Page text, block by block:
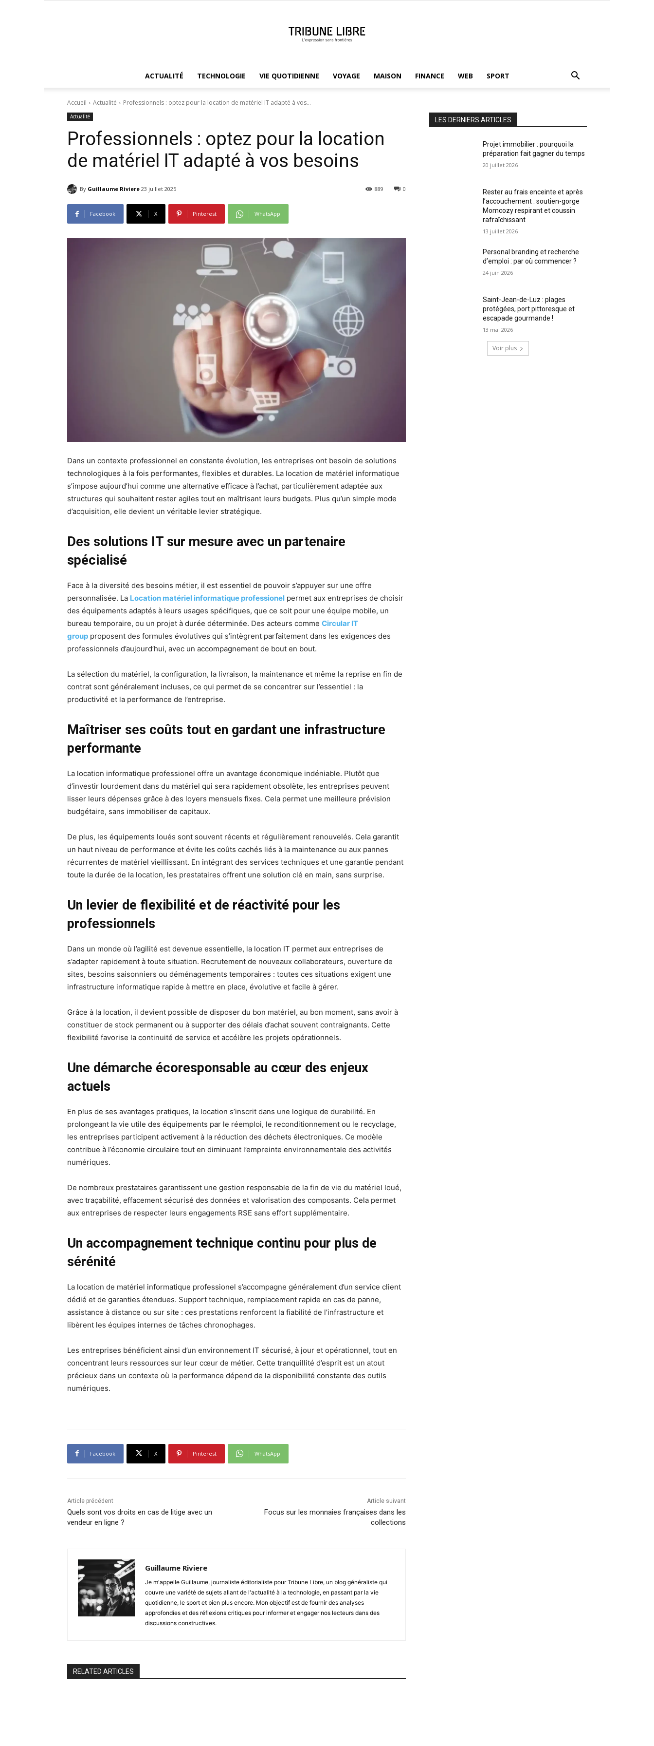
ACTUALITÉ TECHNOLOGIE VIE QUOTIDIENNE VOYAGE MAISON FINANCE WEB SPORT
Accueil Actualité Professionnels : optez pour la location de matériel IT adapté à vos...
Actualité
Professionnels : optez pour la location
de matériel IT adapté à vos besoins
By Guillaume Riviere 23 juillet 2025 0
889
Facebook X Pinterest WhatsApp
Dans un contexte professionnel en constante évolution, les entreprises ont besoin de solutions
technologiques à la fois performantes, flexibles et durables. La location de matériel informatique
s’impose aujourd’hui comme une alternative efficace à l’achat, particulièrement adaptée aux
structures qui souhaitent rester agiles tout en maîtrisant leurs budgets. Plus qu’un simple mode
d’acquisition, elle devient un véritable levier stratégique.
Des solutions IT sur mesure avec un partenaire
spécialisé
Face à la diversité des besoins métier, il est essentiel de pouvoir s’appuyer sur une offre
personnalisée. La Location matériel informatique professionel permet aux entreprises de choisir
des équipements adaptés à leurs usages spécifiques, que ce soit pour une équipe mobile, un
bureau temporaire, ou un projet à durée déterminée. Des acteurs comme Circular IT
group proposent des formules évolutives qui s’intègrent parfaitement dans les exigences des
professionnels d’aujourd’hui, avec un accompagnement de bout en bout.
La sélection du matériel, la configuration, la livraison, la maintenance et même la reprise en fin de
contrat sont généralement incluses, ce qui permet de se concentrer sur l’essentiel : la
productivité et la performance de l’entreprise.
Maîtriser ses coûts tout en gardant une infrastructure
performante
La location informatique professionel offre un avantage économique indéniable. Plutôt que
d’investir lourdement dans du matériel qui sera rapidement obsolète, les entreprises peuvent
lisser leurs dépenses grâce à des loyers mensuels fixes. Cela permet une meilleure prévision
budgétaire, sans immobiliser de capitaux.
De plus, les équipements loués sont souvent récents et régulièrement renouvelés. Cela garantit
un haut niveau de performance et évite les coûts cachés liés à la maintenance ou aux pannes
récurrentes de matériel vieillissant. En intégrant des services techniques et une garantie pendant
toute la durée de la location, les prestataires offrent une solution clé en main, sans surprise.
Un levier de flexibilité et de réactivité pour les
professionnels
Dans un monde où l’agilité est devenue essentielle, la location IT permet aux entreprises de
s’adapter rapidement à toute situation. Recrutement de nouveaux collaborateurs, ouverture de
sites, besoins saisonniers ou déménagements temporaires : toutes ces situations exigent une
infrastructure informatique rapide à mettre en place, évolutive et facile à gérer.
Grâce à la location, il devient possible de disposer du bon matériel, au bon moment, sans avoir à
constituer de stock permanent ou à supporter des délais d’achat souvent contraignants. Cette
flexibilité favorise la continuité de service et accélère les projets opérationnels.
Une démarche écoresponsable au cœur des enjeux
actuels
En plus de ses avantages pratiques, la location s’inscrit dans une logique de durabilité. En
prolongeant la vie utile des équipements par le réemploi, le reconditionnement ou le recyclage,
les entreprises participent activement à la réduction des déchets électroniques. Ce modèle
contribue à l’économie circulaire tout en diminuant l’empreinte environnementale des activités
numériques.
De nombreux prestataires garantissent une gestion responsable de la fin de vie du matériel loué,
avec traçabilité, effacement sécurisé des données et valorisation des composants. Cela permet
aux entreprises de respecter leurs engagements RSE sans effort supplémentaire.
Un accompagnement technique continu pour plus de
sérénité
La location de matériel informatique professionel s’accompagne généralement d’un service client
dédié et de garanties étendues. Support technique, remplacement rapide en cas de panne,
assistance à distance ou sur site : ces prestations renforcent la fiabilité de l’infrastructure et
libèrent les équipes internes de tâches chronophages.
Les entreprises bénéficient ainsi d’un environnement IT sécurisé, à jour et opérationnel, tout en
concentrant leurs ressources sur leur cœur de métier. Cette tranquillité d’esprit est un atout
précieux dans un contexte où la performance dépend de la disponibilité constante des outils
numériques.
Facebook X Pinterest WhatsApp
Article précédent
Quels sont vos droits en cas de litige avec un
vendeur en ligne ?
Article suivant
Focus sur les monnaies françaises dans les
collections
Guillaume Riviere
Je m'appelle Guillaume, journaliste éditorialiste pour Tribune Libre, un blog généraliste qui
couvre une variété de sujets allant de l'actualité à la technologie, en passant par la vie
quotidienne, le sport et bien plus encore. Mon objectif est de fournir des analyses
approfondies et des réflexions critiques pour informer et engager nos lecteurs dans des
discussions constructives.
RELATED ARTICLES
LES DERNIERS ARTICLES
Projet immobilier : pourquoi la
préparation fait gagner du temps
20 juillet 2026
Rester au frais enceinte et après
l’accouchement : soutien-gorge
Momcozy respirant et coussin
rafraîchissant
13 juillet 2026
Personal branding et recherche
d’emploi : par où commencer ?
24 juin 2026
Saint-Jean-de-Luz : plages
protégées, port pittoresque et
escapade gourmande !
13 mai 2026
Voir plus